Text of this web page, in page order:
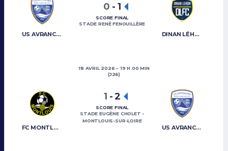
US AVRANCHES MONT-SAINT-MICHEL DINAN LÉHON FC
0 - 1
SCORE FINAL
STADE RENÉ FENOUILLÈRE
18 AVRIL 2026
19 H 00 MIN
(J26)
FC MONTLOUIS US AVRANCHES MONT-SAINT-MICHEL
1 -2
SCORE FINAL
STADE EUGÈNE CHOLET -
MONTLOUIS-SUR-LOIRE